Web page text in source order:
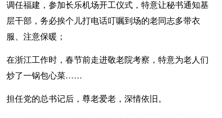
调任福建，参加长乐机场开工仪式，特意让秘书通知基
层干部，务必挨个儿打电话叮嘱到场的老同志多带衣
服、注意保暖；
在浙江工作时，春节前走进敬老院考察，特意为老人们
炒了一锅包心菜……
担任党的总书记后，尊老爱老，深情依旧。